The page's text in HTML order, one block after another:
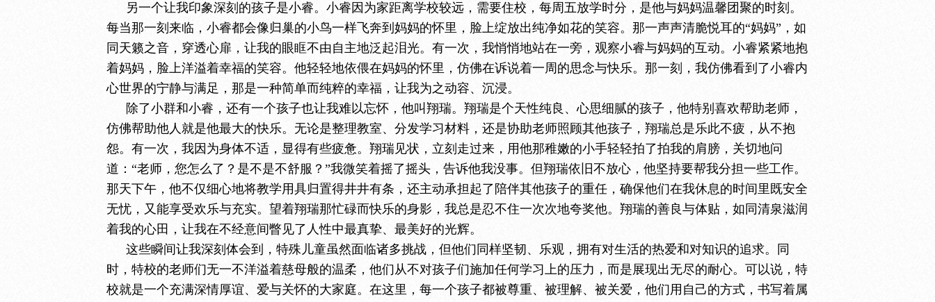
另一个让我印象深刻的孩子是小睿。小睿因为家距离学校较远，需要住校，每周五放学时分，是他与妈妈温馨团聚的时刻。
每当那一刻来临，小睿都会像归巢的小鸟一样飞奔到妈妈的怀里，脸上绽放出纯净如花的笑容。那一声声清脆悦耳的“妈妈”，如
同天籁之音，穿透心扉，让我的眼眶不由自主地泛起泪光。有一次，我悄悄地站在一旁，观察小睿与妈妈的互动。小睿紧紧地抱
着妈妈，脸上洋溢着幸福的笑容。他轻轻地依偎在妈妈的怀里，仿佛在诉说着一周的思念与快乐。那一刻，我仿佛看到了小睿内
心世界的宁静与满足，那是一种简单而纯粹的幸福，让我为之动容、沉浸。
除了小群和小睿，还有一个孩子也让我难以忘怀，他叫翔瑞。翔瑞是个天性纯良、心思细腻的孩子，他特别喜欢帮助老师，
仿佛帮助他人就是他最大的快乐。无论是整理教室、分发学习材料，还是协助老师照顾其他孩子，翔瑞总是乐此不疲，从不抱
怨。有一次，我因为身体不适，显得有些疲惫。翔瑞见状，立刻走过来，用他那稚嫩的小手轻轻拍了拍我的肩膀，关切地问
道：“老师，您怎么了？是不是不舒服？”我微笑着摇了摇头，告诉他我没事。但翔瑞依旧不放心，他坚持要帮我分担一些工作。
那天下午，他不仅细心地将教学用具归置得井井有条，还主动承担起了陪伴其他孩子的重任，确保他们在我休息的时间里既安全
无忧，又能享受欢乐与充实。望着翔瑞那忙碌而快乐的身影，我总是忍不住一次次地夸奖他。翔瑞的善良与体贴，如同清泉滋润
着我的心田，让我在不经意间瞥见了人性中最真挚、最美好的光辉。
这些瞬间让我深刻体会到，特殊儿童虽然面临诸多挑战，但他们同样坚韧、乐观，拥有对生活的热爱和对知识的追求。同
时，特校的老师们无一不洋溢着慈母般的温柔，他们从不对孩子们施加任何学习上的压力，而是展现出无尽的耐心。可以说，特
校就是一个充满深情厚谊、爱与关怀的大家庭。在这里，每一个孩子都被尊重、被理解、被关爱，他们用自己的方式，书写着属